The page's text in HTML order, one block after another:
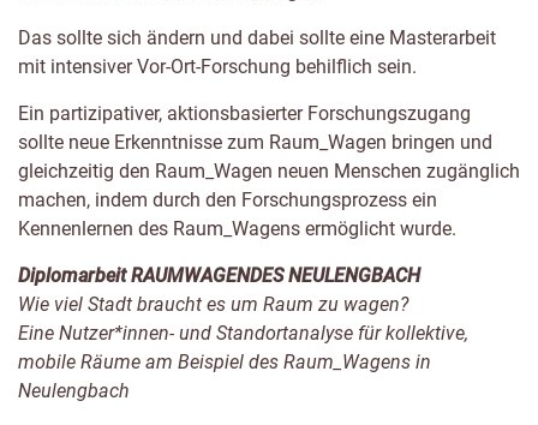
Das sollte sich ändern und dabei sollte eine Masterarbeit
mit intensiver Vor-Ort-Forschung behilflich sein.
Ein partizipativer, aktionsbasierter Forschungszugang
sollte neue Erkenntnisse zum Raum_Wagen bringen und
gleichzeitig den Raum_Wagen neuen Menschen zugänglich
machen, indem durch den Forschungsprozess ein
Kennenlernen des Raum_Wagens ermöglicht wurde.
Diplomarbeit RAUMWAGENDES NEULENGBACH
Wie viel Stadt braucht es um Raum zu wagen?
Eine Nutzer*innen- und Standortanalyse für kollektive,
mobile Räume am Beispiel des Raum_Wagens in
Neulengbach